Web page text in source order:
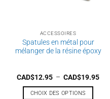
ACCESSOIRES
Spatules en métal pour
mélanger de la résine époxy
CAD$12.95 – CAD$19.95
CHOIX DES OPTIONS